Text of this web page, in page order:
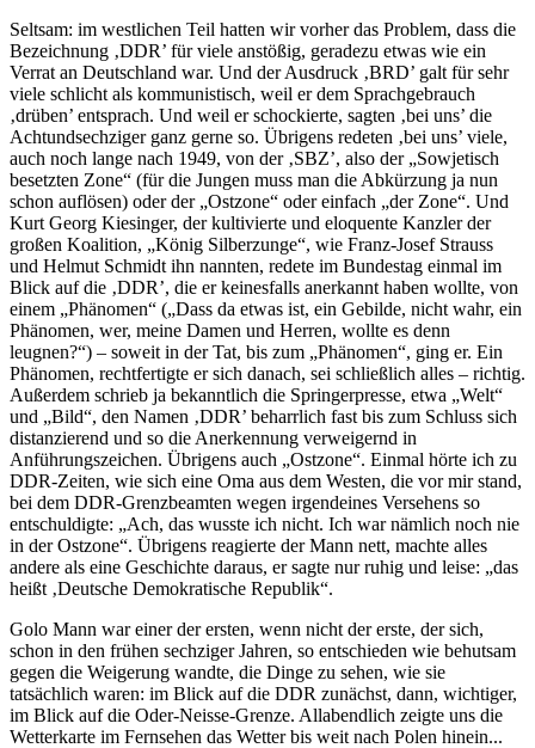
Seltsam: im westlichen Teil hatten wir vorher das Problem, dass die
Bezeichnung ‚DDR’ für viele anstößig, geradezu etwas wie ein
Verrat an Deutschland war. Und der Ausdruck ‚BRD’ galt für sehr
viele schlicht als kommunistisch, weil er dem Sprachgebrauch
‚drüben’ entsprach. Und weil er schockierte, sagten ‚bei uns’ die
Achtundsechziger ganz gerne so. Übrigens redeten ‚bei uns’ viele,
auch noch lange nach 1949, von der ‚SBZ’, also der „Sowjetisch
besetzten Zone“ (für die Jungen muss man die Abkürzung ja nun
schon auflösen) oder der „Ostzone“ oder einfach „der Zone“. Und
Kurt Georg Kiesinger, der kultivierte und eloquente Kanzler der
großen Koalition, „König Silberzunge“, wie Franz-Josef Strauss
und Helmut Schmidt ihn nannten, redete im Bundestag einmal im
Blick auf die ‚DDR’, die er keinesfalls anerkannt haben wollte, von
einem „Phänomen“ („Dass da etwas ist, ein Gebilde, nicht wahr, ein
Phänomen, wer, meine Damen und Herren, wollte es denn
leugnen?“) – soweit in der Tat, bis zum „Phänomen“, ging er. Ein
Phänomen, rechtfertigte er sich danach, sei schließlich alles – richtig.
Außerdem schrieb ja bekanntlich die Springerpresse, etwa „Welt“
und „Bild“, den Namen ‚DDR’ beharrlich fast bis zum Schluss sich
distanzierend und so die Anerkennung verweigernd in
Anführungszeichen. Übrigens auch „Ostzone“. Einmal hörte ich zu
DDR-Zeiten, wie sich eine Oma aus dem Westen, die vor mir stand,
bei dem DDR-Grenzbeamten wegen irgendeines Versehens so
entschuldigte: „Ach, das wusste ich nicht. Ich war nämlich noch nie
in der Ostzone“. Übrigens reagierte der Mann nett, machte alles
andere als eine Geschichte daraus, er sagte nur ruhig und leise: „das
heißt ‚Deutsche Demokratische Republik“.
Golo Mann war einer der ersten, wenn nicht der erste, der sich,
schon in den frühen sechziger Jahren, so entschieden wie behutsam
gegen die Weigerung wandte, die Dinge zu sehen, wie sie
tatsächlich waren: im Blick auf die DDR zunächst, dann, wichtiger,
im Blick auf die Oder-Neisse-Grenze. Allabendlich zeigte uns die
Wetterkarte im Fernsehen das Wetter bis weit nach Polen hinein...